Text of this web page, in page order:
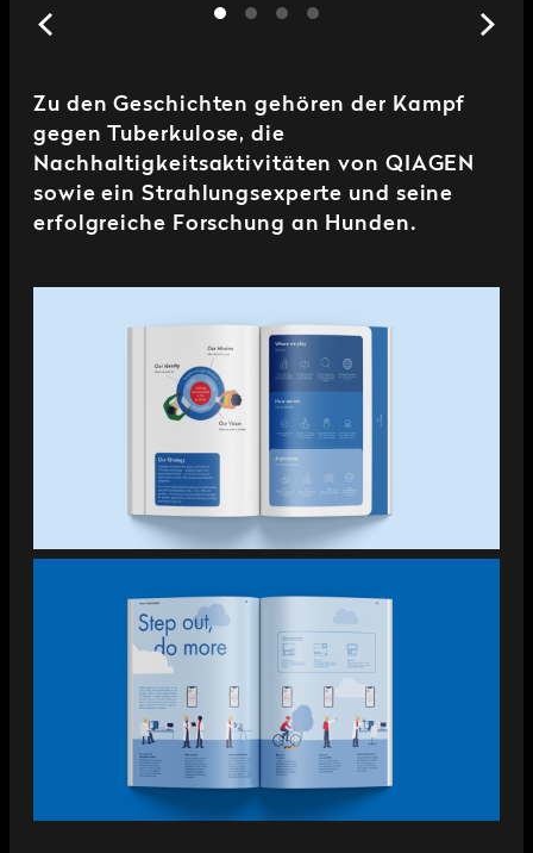
Zu den Geschichten gehören der Kampf
gegen Tuberkulose, die
Nachhaltigkeitsaktivitäten von QIAGEN
sowie ein Strahlungsexperte und seine
erfolgreiche Forschung an Hunden.